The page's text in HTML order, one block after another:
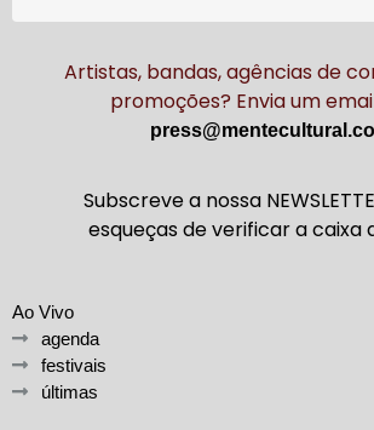
Artistas, bandas, agências de
promoções? Envia um
Subscreve a nossa
esqueças de verificar a caixa
Ao Vivo
agenda
festivais
últimas